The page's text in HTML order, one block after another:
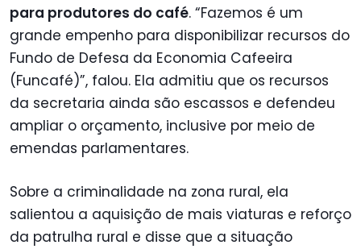
para produtores do café. “Fazemos é um
grande empenho para disponibilizar recursos do
Fundo de Defesa da Economia Cafeeira
(Funcafé)”, falou. Ela admitiu que os recursos
da secretaria ainda são escassos e defendeu
ampliar o orçamento, inclusive por meio de
emendas parlamentares.
Sobre a criminalidade na zona rural, ela
salientou a aquisição de mais viaturas e reforço
da patrulha rural e disse que a situação